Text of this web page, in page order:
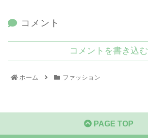
コメント
コメントを書き込む
ホーム ファッション
PAGE TOP